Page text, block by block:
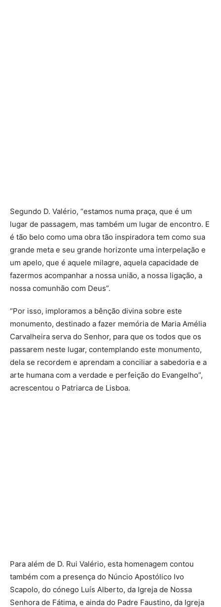
Segundo D. Valério, “estamos numa praça, que é um
lugar de passagem, mas também um lugar de encontro. E
é tão belo como uma obra tão inspiradora tem como sua
grande meta e seu grande horizonte uma interpelação e
um apelo, que é aquele milagre, aquela capacidade de
fazermos acompanhar a nossa união, a nossa ligação, a
nossa comunhão com Deus”.
“Por isso, imploramos a bênção divina sobre este
monumento, destinado a fazer memória de Maria Amélia
Carvalheira serva do Senhor, para que os todos que os
passarem neste lugar, contemplando este monumento,
dela se recordem e aprendam a conciliar a sabedoria e a
arte humana com a verdade e perfeição do Evangelho”,
acrescentou o Patriarca de Lisboa.
Para além de D. Rui Valério, esta homenagem contou
também com a presença do Núncio Apostólico Ivo
Scapolo, do cónego Luís Alberto, da Igreja de Nossa
Senhora de Fátima, e ainda do Padre Faustino, da Igreja